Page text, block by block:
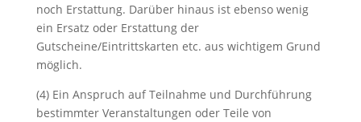
noch Erstattung. Darüber hinaus ist ebenso wenig
ein Ersatz oder Erstattung der
Gutscheine/Eintrittskarten etc. aus wichtigem Grund
möglich.
(4) Ein Anspruch auf Teilnahme und Durchführung
bestimmter Veranstaltungen oder Teile von